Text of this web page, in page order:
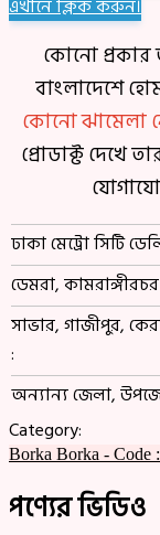
এখানে ক্লিক করুন।
কোনো প্রকার
বাংলাদেশে
কোনো ঝামেলা
প্রোডাক্ট দেখে
ঢাকা মেট্রো সিটি
ডেমরা,
সাভার, গাজীপুর,
:
অন্যান্য জেলা,
Category:
Borka Borka - Code
পণ্যের ভিডিও